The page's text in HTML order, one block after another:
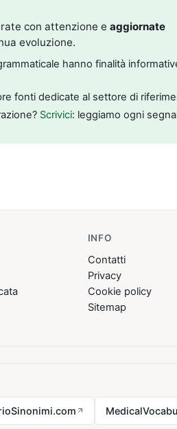
con attenzione e aggiornate
evoluzione.
hanno finalità
fonti dedicate al settore di
Scrivici: leggiamo ogni
INFO
Contatti
Privacy
Cookie policy
Sitemap